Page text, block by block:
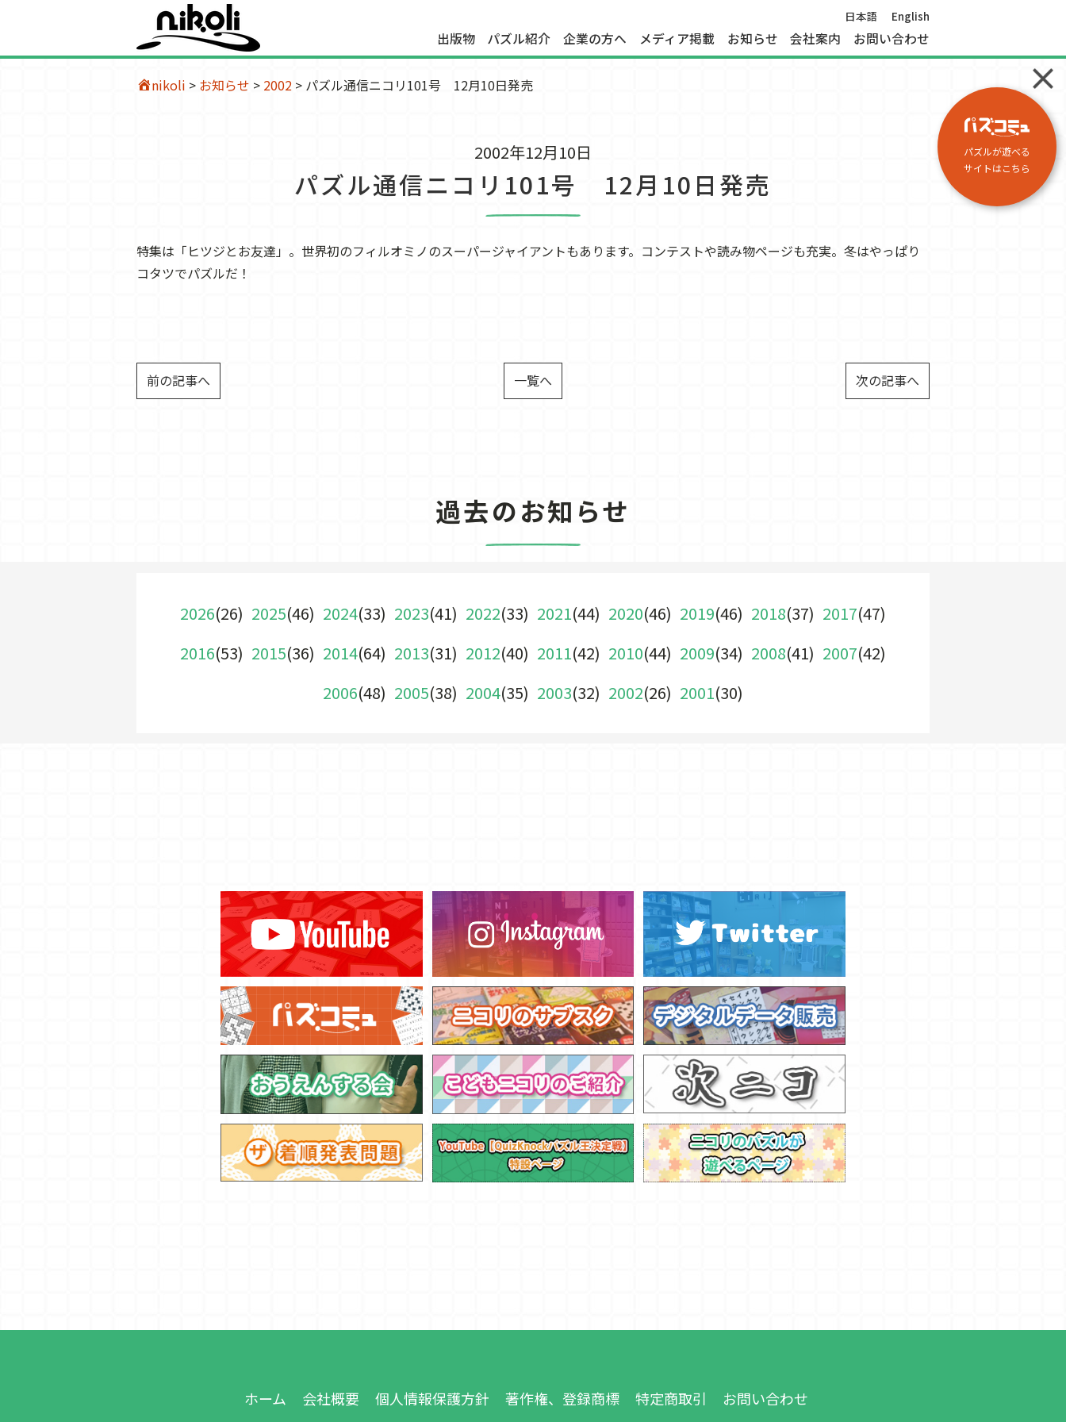
日本語 English
出版物 パズル紹介 企業の方へ メディア掲載 お知らせ 会社案内 お問い合わせ
パズルが遊べる
サイトはこちら
nikoli > お知らせ > 2002 > パズル通信ニコリ101号 12月10日発売
2002年12月10日
パズル通信ニコリ101号 12月10日発売
特集は「ヒツジとお友達」。世界初のフィルオミノのスーパージャイアントもあります。コンテストや読み物ページも充実。冬はやっぱり
コタツでパズルだ！
前の記事へ 一覧へ 次の記事へ
過去のお知らせ
2026(26) 2025(46) 2024(33) 2023(41) 2022(33) 2021(44) 2020(46) 2019(46) 2018(37) 2017(47)
2016(53) 2015(36) 2014(64) 2013(31) 2012(40) 2011(42) 2010(44) 2009(34) 2008(41) 2007(42)
2006(48) 2005(38) 2004(35) 2003(32) 2002(26) 2001(30)
ホーム 会社概要 個人情報保護方針 著作権、登録商標 特定商取引 お問い合わせ